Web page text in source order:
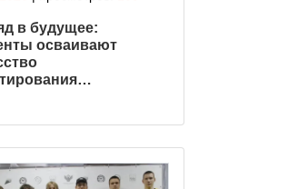
в будущее:
осваивают